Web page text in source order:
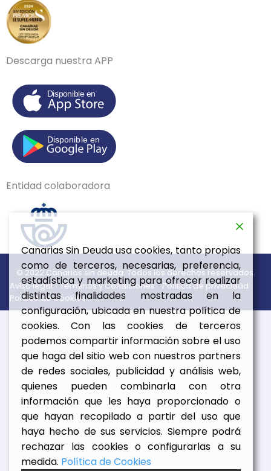
Descarga nuestra APP
Entidad colaboradora
© 2022 Canarias sin deuda. Todos los derechos reservados.
Aviso legal
Términos y Condiciones
Política de privacidad
Política de Cookies
Canarias Sin Deuda usa cookies, tanto propias
como de terceros, necesarias, preferencia,
estadística y marketing para ofrecer realizar
distintas finalidades mostradas en la
configuración, ubicada en nuestra política de
cookies. Con las cookies de terceros
podemos compartir información sobre el uso
que haga del sitio web con nuestros partners
de redes sociales, publicidad y análisis web,
quienes pueden combinarla con otra
información que les haya proporcionado o
que hayan recopilado a partir del uso que
haya hecho de sus servicios. Siempre podrá
rechazar las cookies o configurarlas a su
medida. Política de Cookies